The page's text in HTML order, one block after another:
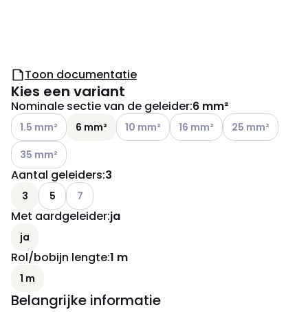
Toon documentatie
Kies een variant
Nominale sectie van de geleider:6 mm²
Andere varianten (Huidige combinatie niet mogelijk)
1.5 mm² 6 mm² Andere varianten (Huidige combinatie
10 mm² Andere varianten (Huidige
16 mm² Andere
25 mm²
Andere varianten (Huidige combinatie niet mogelijk)
35 mm²
Aantal geleiders:3
3 5 Andere varianten (Huidige combinatie niet
7
Met aardgeleider:ja
ja
Rol/bobijn lengte:1 m
1 m
Belangrijke informatie